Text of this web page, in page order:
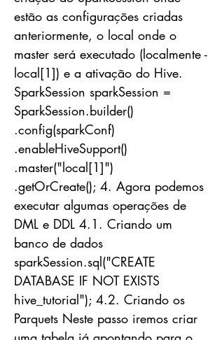
estão as configurações criadas
anteriormente, o local onde o
master será executado (localmente -
local[1]) e a ativação do Hive.
SparkSession sparkSession =
SparkSession.builder()
.config(sparkConf)
.enableHiveSupport()
.master("local[1]")
.getOrCreate(); 4. Agora podemos
executar algumas operações de
DML e DDL 4.1. Criando um
banco de dados
sparkSession.sql("CREATE
DATABASE IF NOT EXISTS
hive_tutorial"); 4.2. Criando os
Parquets Neste passo iremos criar